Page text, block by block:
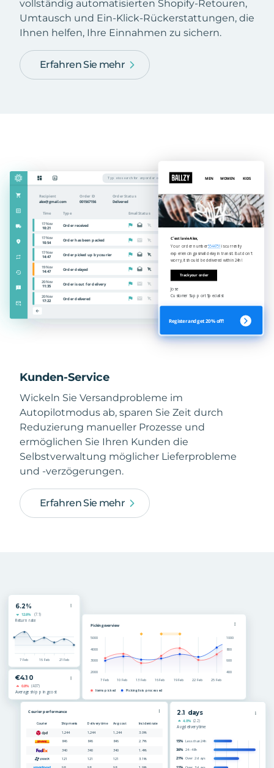
vollständig automatisierten Shopify-Retouren,
Umtausch und Ein-Klick-Rückerstattungen, die
Ihnen helfen, Ihre Einnahmen zu sichern.
Erfahren Sie mehr
Kunden-Service
Wickeln Sie Versandprobleme im
Autopilotmodus ab, sparen Sie Zeit durch
Reduzierung manueller Prozesse und
ermöglichen Sie Ihren Kunden die
Selbstverwaltung möglicher Lieferprobleme
und -verzögerungen.
Erfahren Sie mehr